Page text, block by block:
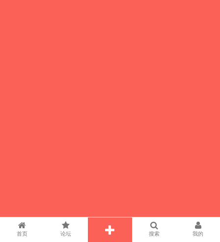
首页 论坛 搜索 我的